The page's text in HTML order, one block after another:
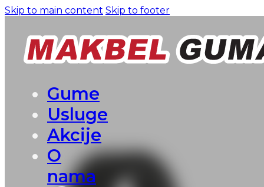
Skip to main content Skip to footer
Gume
Usluge
Akcije
O
nama